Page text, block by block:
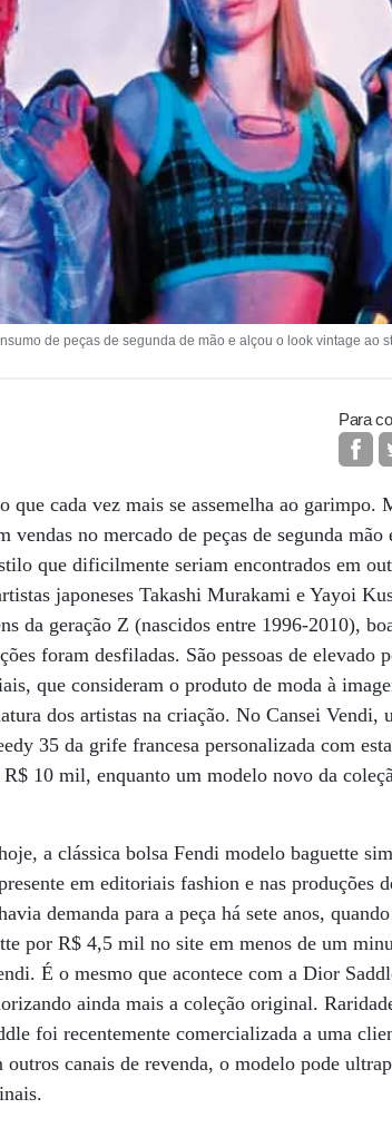
de peças de segunda de mão e alçou o look vintage ao
Para
que cada vez mais se assemelha ao garimpo.
no mercado de peças de segunda mão
que dificilmente seriam encontrados em
japoneses Takashi Murakami e Yayoi
da geração Z (nascidos entre 1996-2010),
foram desfiladas. São pessoas de elevado
que consideram o produto de moda à
dos artistas na criação. No Cansei Vendi,
35 da grife francesa personalizada com
10 mil, enquanto um modelo novo da
a clássica bolsa Fendi modelo baguette
em editoriais fashion e nas produções
demanda para a peça há sete anos,
por R$ 4,5 mil no site em menos de um
É o mesmo que acontece com a Dior
ainda mais a coleção original.
foi recentemente comercializada a uma
canais de revenda, o modelo pode